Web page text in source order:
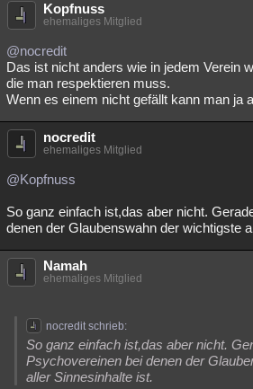
Kopfnuss
ehemaliges Mitglied
@nocredit
Das ist nicht anders wie in jedem Verein
die man respektieren muss.
Wenn es einem nicht gefällt kann man ja
nocredit
ehemaliges Mitglied
@Kopfnuss
So ganz einfach ist,das aber nicht.
denen der Glaubenswahn der wichtigste
Namah
ehemaliges Mitglied
nocredit schrieb:
So ganz einfach ist,das aber nicht.
Psychovereinen bei denen der
aller Sinnesinhalte ist.